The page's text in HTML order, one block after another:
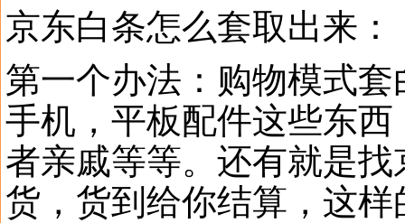
京东白条怎么套取出来：
第一个办法：购物模式
手机，平板配件这些东
者亲戚等等。还有就是
货，货到给你结算，这